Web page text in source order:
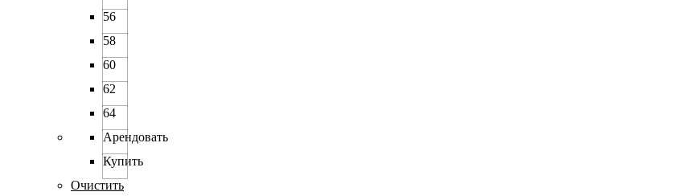
56
58
60
62
64
Арендовать
Купить
Очистить